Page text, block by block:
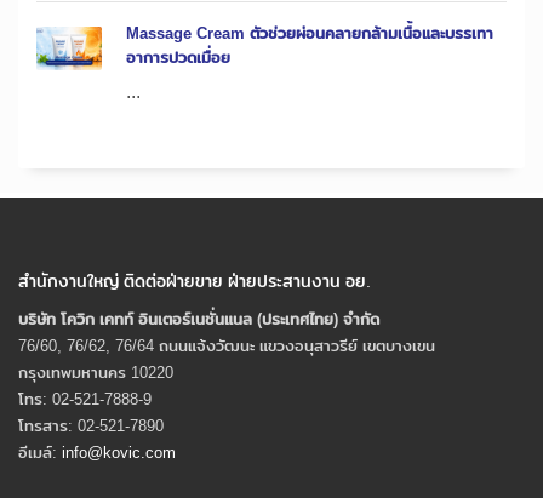
Massage Cream ตัวช่วยผ่อนคลายกล้ามเนื้อและบรรเทา
อาการปวดเมื่อย
...
สำนักงานใหญ่ ติดต่อฝ่ายขาย ฝ่ายประสานงาน อย.
บริษัท โควิก เคทท์ อินเตอร์เนชั่นแนล (ประเทศไทย) จํากัด
76/60, 76/62, 76/64 ถนนแจ้งวัฒนะ แขวงอนุสาวรีย์ เขตบางเขน
กรุงเทพมหานคร 10220
โทร: 02-521-7888-9
โทรสาร: 02-521-7890
อีเมล์: info@kovic.com